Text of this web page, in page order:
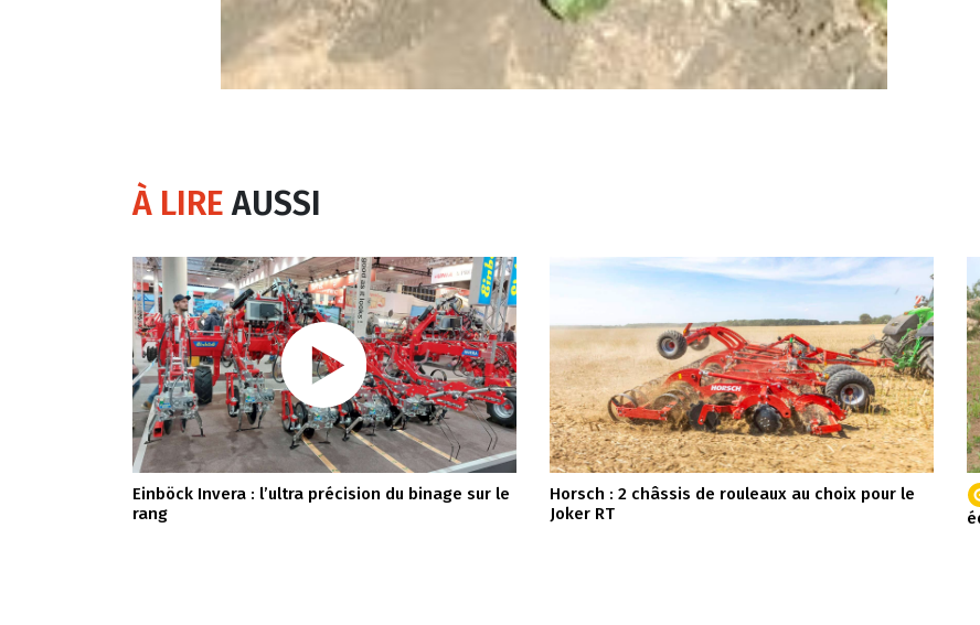
À LIREAUSSI
Einböck Invera : l’ultra précision du binage sur le
rang
Horsch : 2 châssis de rouleaux au choix pour le
Joker RT